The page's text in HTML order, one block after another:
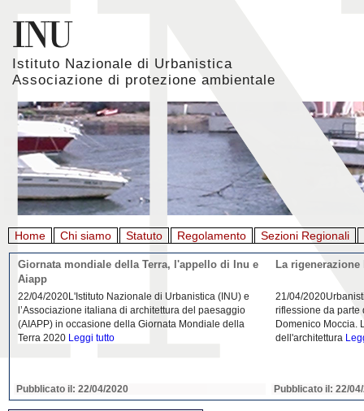
Istituto Nazionale di Urbanistica
Associazione di protezione ambientale
Home Chi siamo Statuto Regolamento Sezioni Regionali
Giornata mondiale della Terra, l'appello di Inu e
Aiapp
22/04/2020L'Istituto Nazionale di Urbanistica (INU) e
l’Associazione italiana di architettura del paesaggio
(AIAPP) in occasione della Giornata Mondiale della
Terra 2020 Leggi tutto
Pubblicato il: 22/04/2020
La
21/04/
riflessione da parte
Domenico Moccia.
dell'architettura
Pubblicato il: 22/